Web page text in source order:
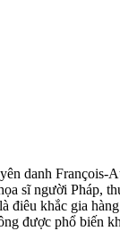
danh François-
sĩ người Pháp,
điêu khắc gia
được phổ biến